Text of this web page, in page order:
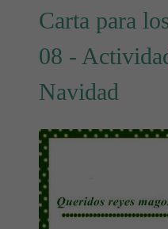
Carta para
08 -
Navidad